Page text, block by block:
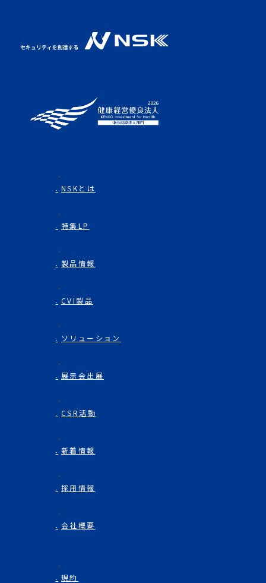
NSKとは
特集LP
製品情報
CVI製品
ソリューション
展示会出展
CSR活動
新着情報
採用情報
会社概要
規約